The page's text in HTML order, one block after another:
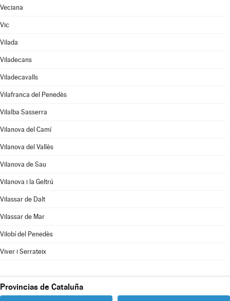
Veciana
Vic
Vilada
Viladecans
Viladecavalls
Vilafranca del Penedès
Vilalba Sasserra
Vilanova del Camí
Vilanova del Vallès
Vilanova de Sau
Vilanova i la Geltrú
Vilassar de Dalt
Vilassar de Mar
Vilobí del Penedès
Viver i Serrateix
Provincias de Cataluña